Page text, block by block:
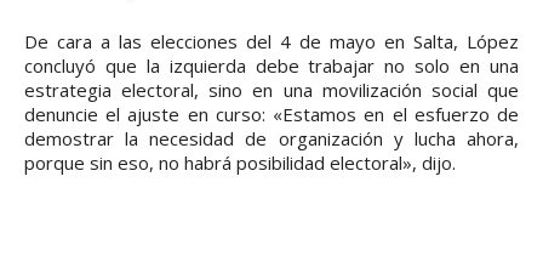
De cara a las elecciones del 4 de mayo en Salta, López
concluyó que la izquierda debe trabajar no solo en una
estrategia electoral, sino en una movilización social que
denuncie el ajuste en curso: «Estamos en el esfuerzo de
demostrar la necesidad de organización y lucha ahora,
porque sin eso, no habrá posibilidad electoral», dijo.